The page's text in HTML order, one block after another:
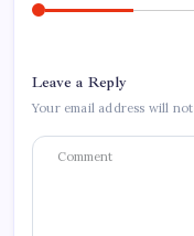
Leave a Reply
Your email address will